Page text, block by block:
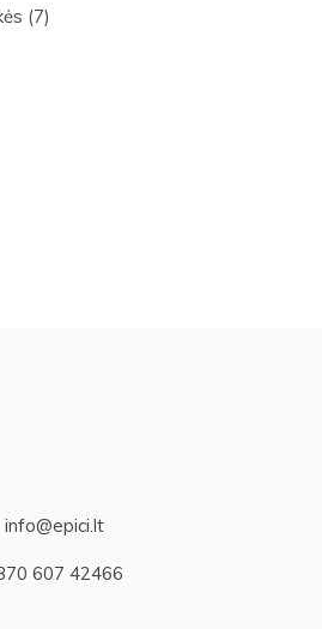
(7)
info@epici.lt
607 42466